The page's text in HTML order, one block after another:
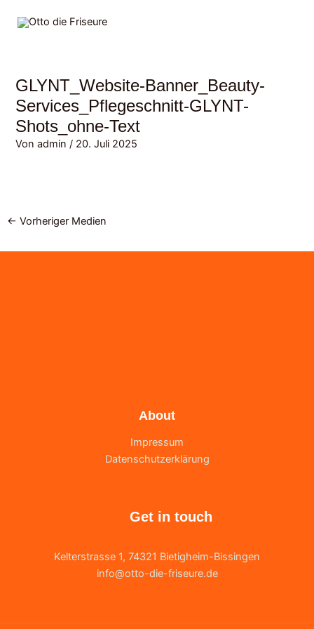
Inhalt
GLYNT_Website-Banner_Beauty-
Services_Pflegeschnitt-GLYNT-
Shots_ohne-Text
Vonadmin/ 20. Juli 2025
← Vorheriger Medien
About
Impressum
Datenschutzerklärung
Get in touch
Kelterstrasse 1, 74321 Bietigheim-Bissingen
info@otto-die-friseure.de